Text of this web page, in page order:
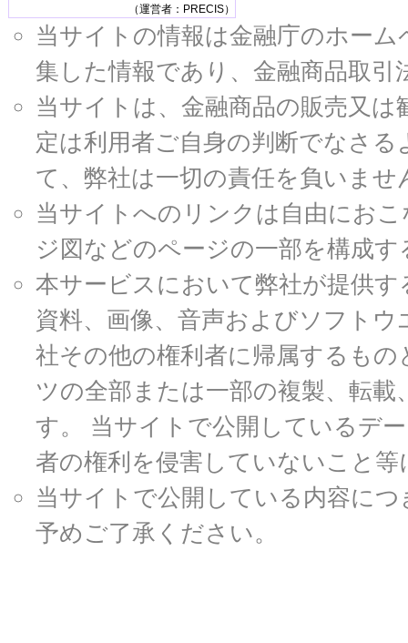
（運営者：PRECIS）
当サイトの情報は金融庁のホー
集した情報であり、金融商品取
当サイトは、金融商品の販売又
定は利用者ご自身の判断でなさ
て、弊社は一切の責任を負いませ
当サイトへのリンクは自由にお
ジ図などのページの一部を構成
本サービスにおいて弊社が提供
資料、画像、音声およびソフト
社その他の権利者に帰属するも
ツの全部または一部の複製、転
す。 当サイトで公開しているデ
者の権利を侵害していないこと
当サイトで公開している内容に
予めご了承ください。